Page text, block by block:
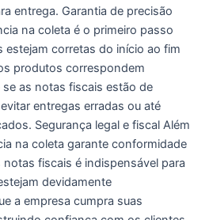
entrega. Garantia de precisão
na coleta é o primeiro passo
estejam corretas do início ao fim
produtos correspondem
as notas fiscais estão de
entregas erradas ou até
Segurança legal e fiscal Além
na coleta garante conformidade
fiscais é indispensável para
devidamente
a empresa cumpra suas